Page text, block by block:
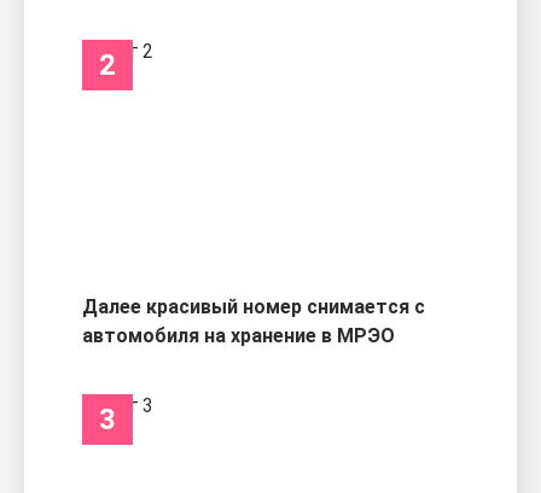
2
Далее красивый номер снимается с
автомобиля на хранение в МРЭО
3